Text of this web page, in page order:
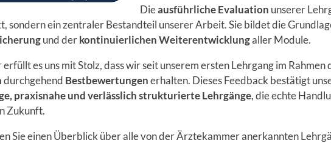
Dieausführliche Evaluation unserer
sondern ein zentraler Bestandteil unserer Arbeit. Sie bildet die
und derkontinuierlichen Weiterentwicklungaller Module.
erfüllt es uns mit Stolz, dass wir seit unserem ersten Lehrgang im Rahmen
durchgehend Bestbewertungenerhalten. Dieses Feedback bestätigt
praxisnahe und verlässlich strukturierte Lehrgänge, die echte
Zukunft.
Sie einen Überblick über alle von der Ärztekammer anerkannten